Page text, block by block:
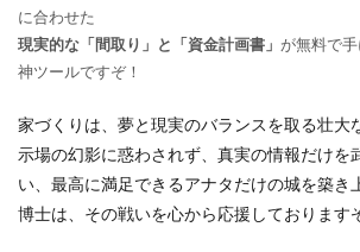
に合わせた
現実的な「間取り」と「資金計画書」 が無料で
神ツールですぞ！
家づくりは、夢と現実のバランスを取る壮大
示場の幻影に惑わされず、真実の情報だけを
い、最高に満足できるアナタだけの城を築き
博士は、その戦いを心から応援しております